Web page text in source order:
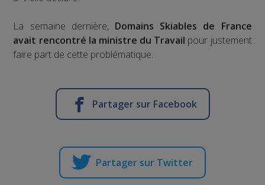
La semaine dernière, Domains Skiables de France
avait rencontré la ministre du Travail pour justement
faire part de cette problématique.
Partager sur Facebook
Partager sur Twitter